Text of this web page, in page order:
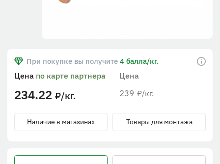
При покупке вы получите 4 балла/кг.
Цена
239 ₽/кг.
Цена по карте партнера
234.22 ₽/кг.
Наличие в магазинах Товары для монтажа